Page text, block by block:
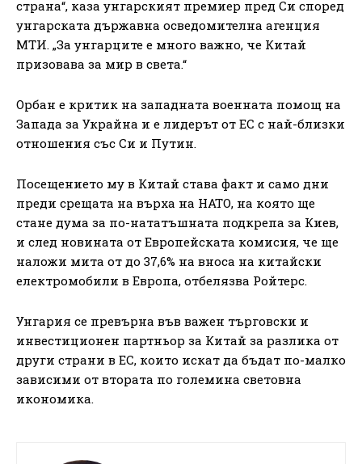
страна“, каза унгарският премиер пред Си според
унгарската държавна осведомителна агенция
МТИ. „За унгарците е много важно, че Китай
призовава за мир в света.“
Орбан е критик на западната военната помощ на
Запада за Украйна и е лидерът от ЕС с най-близки
отношения със Си и Путин.
Посещението му в Китай става факт и само дни
преди срещата на върха на НАТО, на която ще
стане дума за по-нататъшната подкрепа за Киев,
и след новината от Европейската комисия, че ще
наложи мита от до 37,6% на вноса на китайски
електромобили в Европа, отбелязва Ройтерс.
Унгария се превърна във важен търговски и
инвестиционен партньор за Китай за разлика от
други страни в ЕС, които искат да бъдат по-малко
зависими от втората по големина световна
икономика.